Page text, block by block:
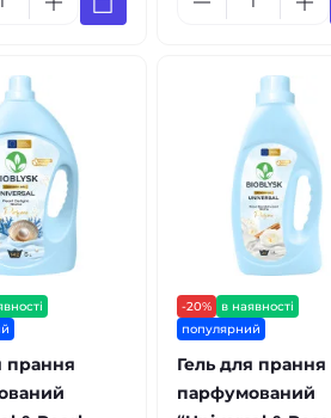
прання
-20%
в наявності
популярний
Гель для прання
парфумований